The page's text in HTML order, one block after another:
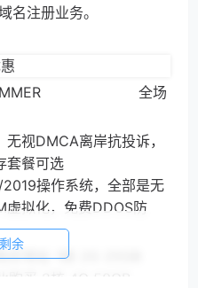
名注册业务。
全场
视DMCA离岸抗投诉，
套餐可选
操作系统，全部是无
虚拟化，免费DDOS防
买地址 1核 2G 25GB
购买 2核 4G 50GB
余